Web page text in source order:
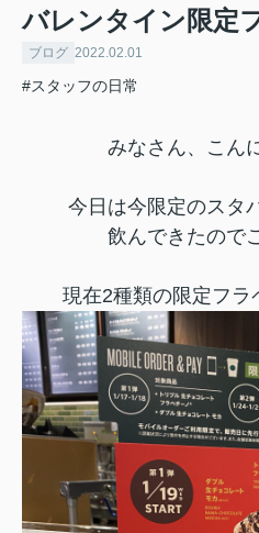
バレンタイン限定
ブログ 2022.02.01
#スタッフの日常
みなさん、こん
今日は今限定のスタ
飲んできたので
現在2種類の限定フラ